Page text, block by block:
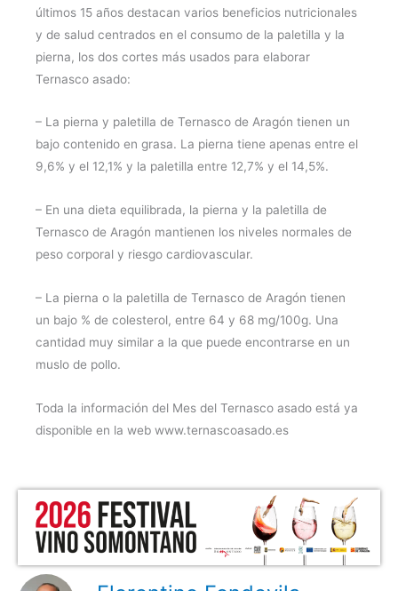
últimos 15 años destacan varios beneficios nutricionales
y de salud centrados en el consumo de la paletilla y la
pierna, los dos cortes más usados para elaborar
Ternasco asado:
– La pierna y paletilla de Ternasco de Aragón tienen un
bajo contenido en grasa. La pierna tiene apenas entre el
9,6% y el 12,1% y la paletilla entre 12,7% y el 14,5%.
– En una dieta equilibrada, la pierna y la paletilla de
Ternasco de Aragón mantienen los niveles normales de
peso corporal y riesgo cardiovascular.
– La pierna o la paletilla de Ternasco de Aragón tienen
un bajo % de colesterol, entre 64 y 68 mg/100g. Una
cantidad muy similar a la que puede encontrarse en un
muslo de pollo.
Toda la información del Mes del Ternasco asado está ya
disponible en la web www.ternascoasado.es